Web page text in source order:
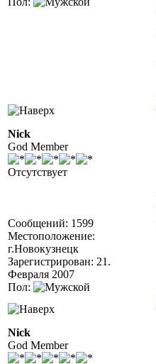
Nick
God Member
Отсутствует
Сообщений: 1599
Местоположение:
г.Новокузнецк
Зарегистрирован: 21.
Февраля 2007
Пол:
Nick
God Member